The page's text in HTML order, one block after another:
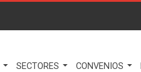
SECTORES CONVENIOS